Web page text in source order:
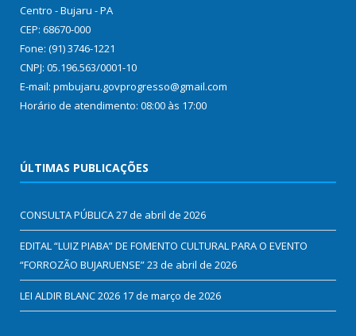
Centro - Bujaru - PA
CEP: 68670-000
Fone: (91) 3746-1221
CNPJ: 05.196.563/0001-10
E-mail: pmbujaru.govprogresso@gmail.com
Horário de atendimento: 08:00 às 17:00
ÚLTIMAS PUBLICAÇÕES
CONSULTA PÚBLICA27 de abril de 2026
EDITAL “LUIZ PIABA” DE FOMENTO CULTURAL PARA O EVENTO
“FORROZÃO BUJARUENSE”23 de abril de 2026
LEI ALDIR BLANC 2026 17 de março de 2026